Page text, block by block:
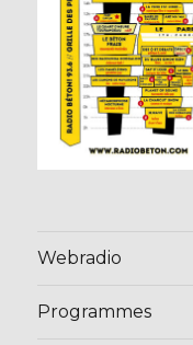
Webradio
Programmes